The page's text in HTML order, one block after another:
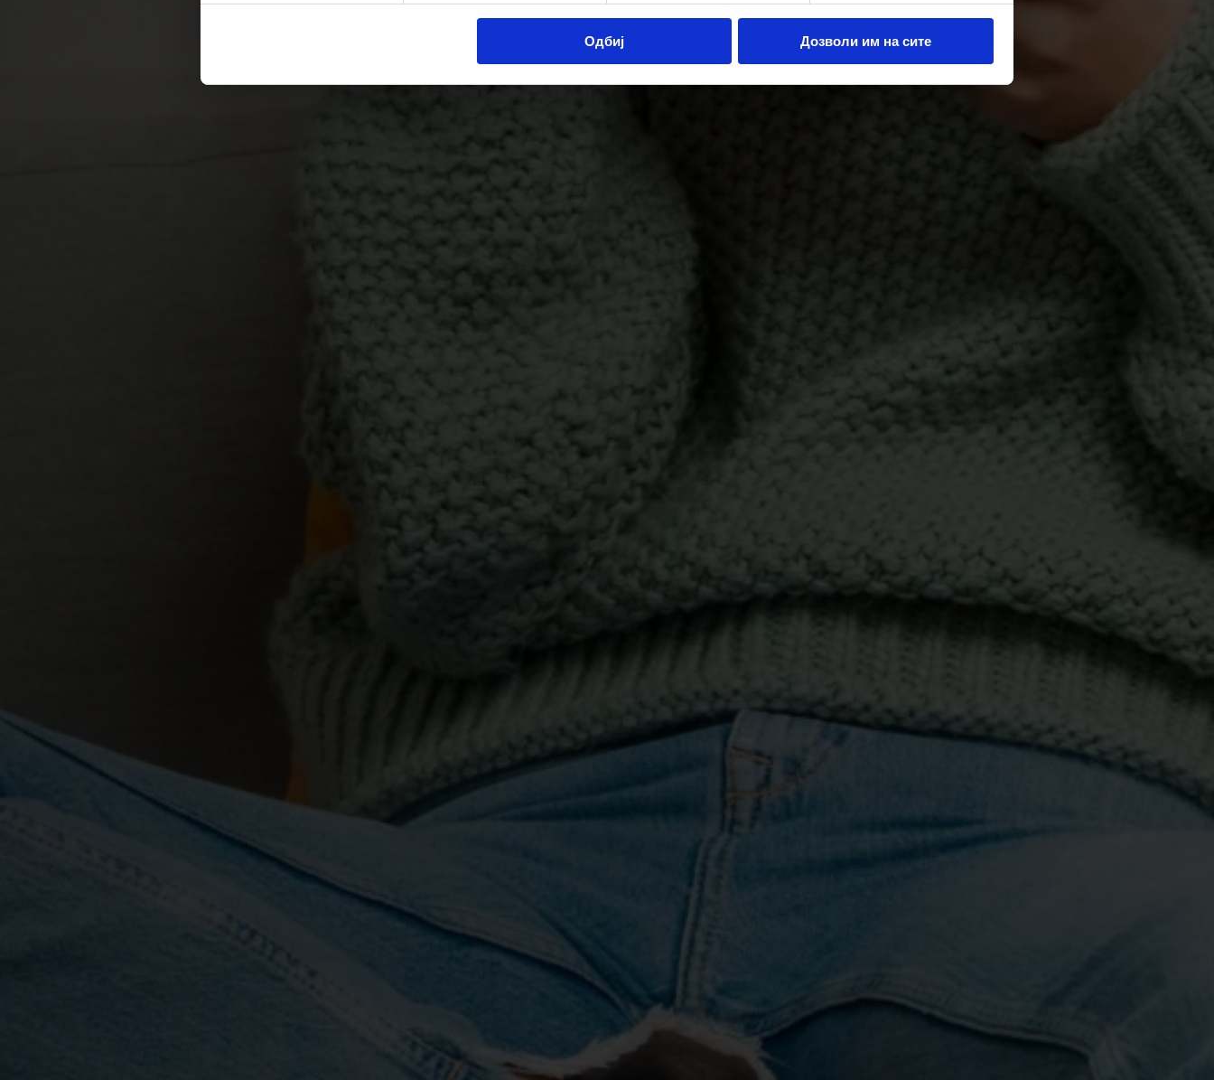
Одбиј Дозволи им на сите